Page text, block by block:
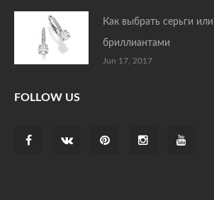
Как выбрать серьги
бриллиантами
Jun 17, 2017
FOLLOW US